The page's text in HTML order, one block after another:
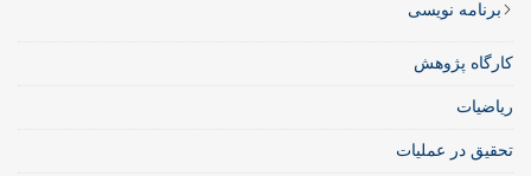
برنامه نویسی
کارگاه پژوهش
ریاضیات
تحقیق در عملیات